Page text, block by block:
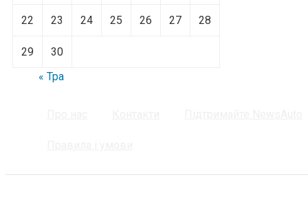
22 23 24 25 26 27 28
29
30
« Тра